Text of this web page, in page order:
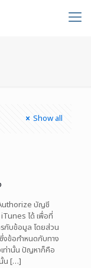
Show all
Authorize บัญชี
ได้ เพื่อที่
รกับข้อมูล โดยส่วน
งข้อกำหนดกับทาง
เท่านั้น ปัญหาก็คือ
น […]